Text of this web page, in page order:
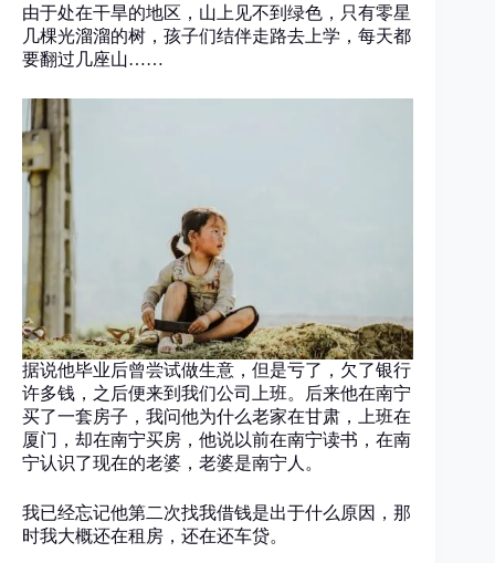
由于处在干旱的地区，山上见不到绿色，只有零星
几棵光溜溜的树，孩子们结伴走路去上学，每天都
要翻过几座山……
据说他毕业后曾尝试做生意，但是亏了，欠了银行
许多钱，之后便来到我们公司上班。后来他在南宁
买了一套房子，我问他为什么老家在甘肃，上班在
厦门，却在南宁买房，他说以前在南宁读书，在南
宁认识了现在的老婆，老婆是南宁人。
我已经忘记他第二次找我借钱是出于什么原因，那
时我大概还在租房，还在还车贷。